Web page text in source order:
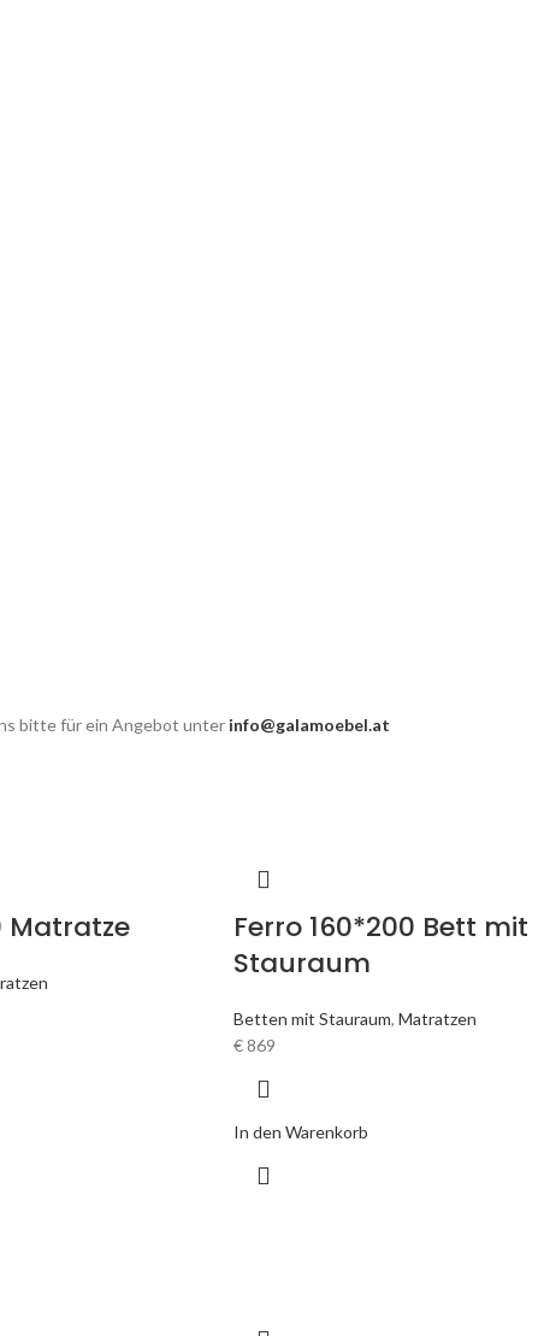
bitte für ein Angebot unter info@galamoebel.at
Matratze
Ferro 160*200 Bett mit
Stauraum
Betten mit Stauraum, Matratzen
€869
In den Warenkorb